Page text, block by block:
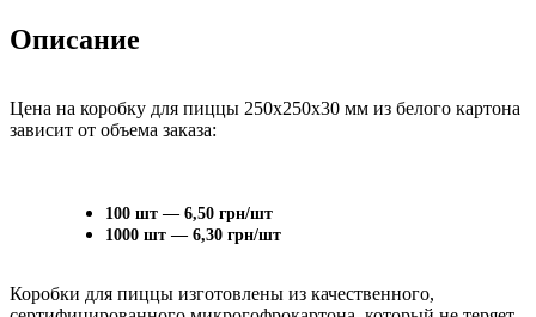
Описание
Цена на коробку для пиццы 250х250х30 мм из белого картона
зависит от объема заказа:
100 шт — 6,50 грн/шт
1000 шт — 6,30 грн/шт
Коробки для пиццы изготовлены из качественного,